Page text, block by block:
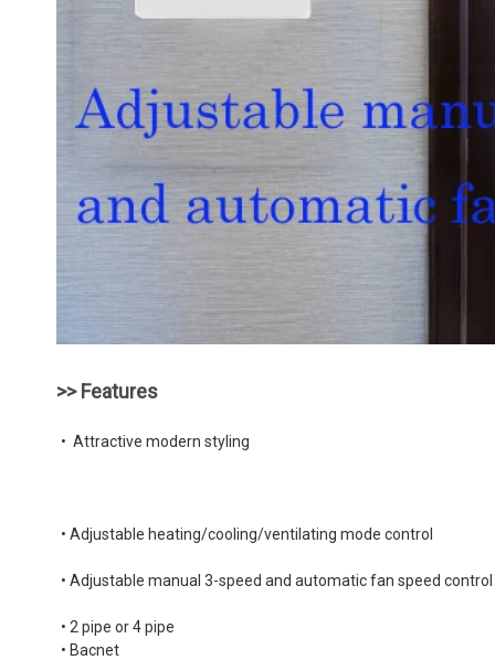
>> Features
•  Attractive modern styling
• Adjustable manual 3-speed and automatic fan speed control
• 2 pipe or 4 pipe
• Bacnet